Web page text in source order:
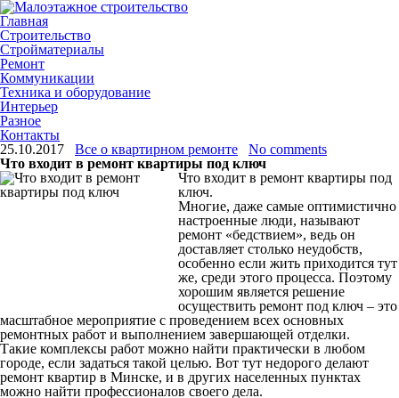
Главная
Строительство
Стройматериалы
Ремонт
Коммуникации
Техника и оборудование
Интерьер
Разное
Контакты
25.10.2017
Все о квартирном ремонте
No comments
Что входит в ремонт квартиры под ключ
Что входит в ремонт квартиры под
ключ.
Многие, даже самые оптимистично
настроенные люди, называют
ремонт «бедствием», ведь он
доставляет столько неудобств,
особенно если жить приходится тут
же, среди этого процесса. Поэтому
хорошим является решение
осуществить ремонт под ключ – это
масштабное мероприятие с проведением всех основных
ремонтных работ и выполнением завершающей отделки.
Такие комплексы работ можно найти практически в любом
городе, если задаться такой целью. Вот тут недорого делают
ремонт квартир в Минске, и в других населенных пунктах
можно найти профессионалов своего дела.